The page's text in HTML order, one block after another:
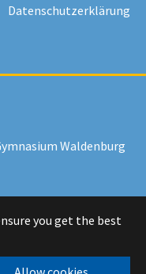
you get the best
Datenschutzerklärung
Waldenburg